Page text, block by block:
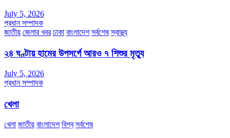
July 5, 2026
প্রধান সম্পাদক
জাতীয় জেলার খবর ঢাকা বাংলাদেশ সর্বশেষ স্বাস্থ্য
২৪ ঘণ্টায় হামের উপসর্গে আরও ৭ শিশুর মৃত্যু
July 5, 2026
প্রধান সম্পাদক
খেলা
খেলা জাতীয় বাংলাদেশ বিশ্ব সর্বশেষ